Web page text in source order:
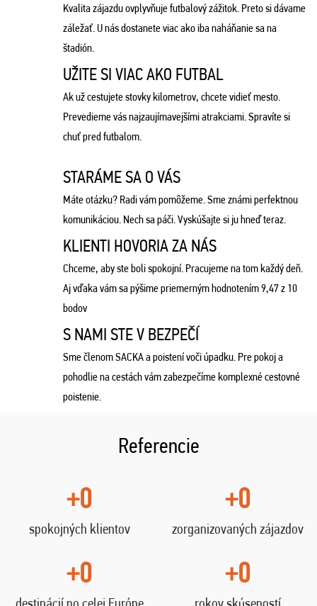
Kvalita zájazdu ovplyvňuje futbalový zážitok. Preto si dávame
záležať. U nás dostanete viac ako iba naháňanie sa na
štadión.
UŽITE SI VIAC AKO FUTBAL
Ak už cestujete stovky kilometrov, chcete vidieť mesto.
Prevedieme vás najzaujímavejšími atrakciami. Spravíte si
chuť pred futbalom.
STARÁME SA O VÁS
Máte otázku? Radi vám pomôžeme. Sme známi perfektnou
komunikáciou. Nech sa páči. Vyskúšajte si ju hneď teraz.
KLIENTI HOVORIA ZA NÁS
Chceme, aby ste boli spokojní. Pracujeme na tom každý deň.
Aj vďaka vám sa pýšime priemerným hodnotením 9,47 z 10
bodov
S NAMI STE V BEZPEČÍ
Sme členom SACKA a poistení voči úpadku. Pre pokoj a
pohodlie na cestách vám zabezpečíme komplexné cestovné
poistenie.
Referencie
+0
spokojných klientov
+0
zorganizovaných zájazdov
+0 +0